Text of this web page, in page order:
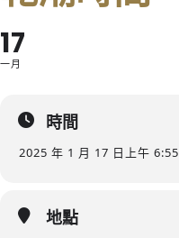
17
一月
時間
2025 年 1 月 17 日 上午 6:55
地點